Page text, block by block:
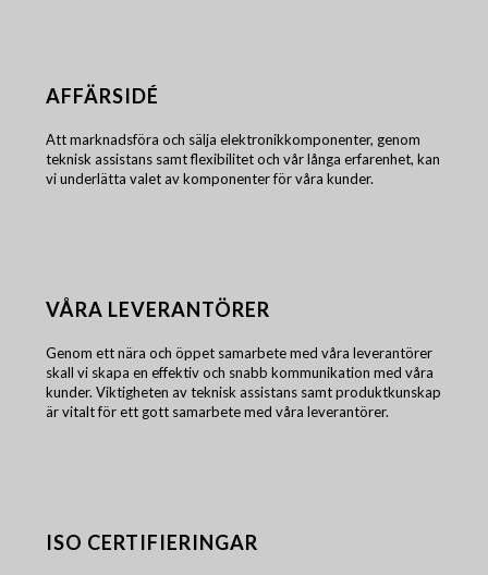
AFFÄRSIDÉ
Att marknadsföra och sälja elektronikkomponenter, genom
teknisk assistans samt flexibilitet och vår långa erfarenhet, kan
vi underlätta valet av komponenter för våra kunder.
VÅRA LEVERANTÖRER
Genom ett nära och öppet samarbete med våra leverantörer
skall vi skapa en effektiv och snabb kommunikation med våra
kunder. Viktigheten av teknisk assistans samt produktkunskap
är vitalt för ett gott samarbete med våra leverantörer.
ISO CERTIFIERINGAR